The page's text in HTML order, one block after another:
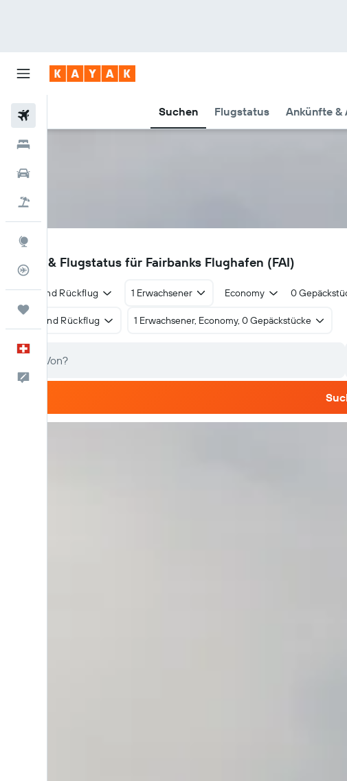
Suchen Flugstatus Ankünfte &
Flugstatus
FAI
Flüge & Flugstatus für Fairbanks Flughafen (FAI)
Hin- und Rückflug 1 Erwachsener Economy 0
Hin- und Rückflug 1 Erwachsener, Economy, 0 Gepäckstücke